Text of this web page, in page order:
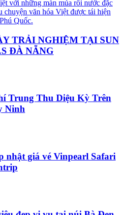
với những màn múa rối nước đặc
chuyện văn hóa Việt được tái hiện
Quốc.
TRẢI NGHIỆM TẠI SUN
ĐÀ NẴNG
Trung Thu Diệu Kỳ Trên
Ninh
nhật giá vé Vinpearl Safari